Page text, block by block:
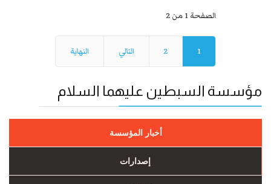
الصفحة 1 من 2
1
2 التالي النهاية
مؤسسة السبطين عليهما السلام
أخبار المؤسسة
إصدارات